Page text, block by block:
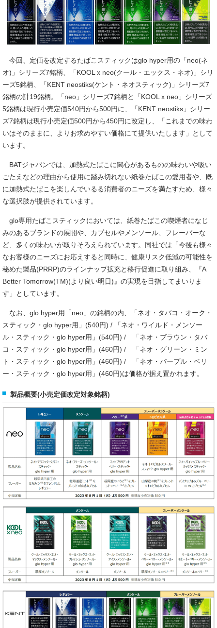
今回、定価を改定するたばこスティックはglo hyper用の「neo(ネ
オ)」シリーズ7銘柄、「KOOL x neo(クール・エックス・ネオ)」シリ
ーズ5銘柄、「KENT neostiks(ケント・ネオスティック)」シリーズ7
銘柄の計19銘柄。「neo」シリーズ7銘柄と「KOOL x neo」シリーズ
5銘柄は現行小売定価540円から500円に、「KENT neostiks」シリー
ズ7銘柄は現行小売定価500円から450円に改定し、「これまでの味わ
いはそのままに、よりお求めやすい価格にて提供いたします」として
います。
BATジャパンでは、加熱式たばこに関心があるものの味わいや吸い
ごたえなどの理由から使用に踏み切れない紙巻たばこの愛用者や、既
に加熱式たばこを楽しんでいるる消費者のニーズを満たすため、様々
な選択肢が提供されています。
glo専用たばこスティックにおいては、紙巻たばこの喫煙者になじ
みのあるブランドの展開や、カプセルやメンソール、フレーバーな
ど、多くの味わいが取りそろえられています。同社では「今後も様々
なお客様のニーズにお応えすると同時に、健康リスク低減の可能性を
秘めた製品(PRRP)のラインナップ拡充と移行促進に取り組み、『A
Better Tomorrow(TM)(より良い明日)』の実現を目指してまいりま
す」としています。
なお、glo hyper用「neo」の銘柄の内、「ネオ・タバコ・オーク・
スティック・glo hyper用」(540円) / 「ネオ・ワイルド・メンソー
ル・スティック・glo hyper用」(540円) / 「ネオ・ブラウン・タバ
コ・スティック・glo hyper用」(460円) / 「ネオ・グリーン・ミン
ト・スティック・glo hyper用」(460円) / 「ネオ・パープル・ベリ
ー・スティック・glo hyper用」(460円)は価格が据え置かれます。
製品概要(小売定価改定対象銘柄)